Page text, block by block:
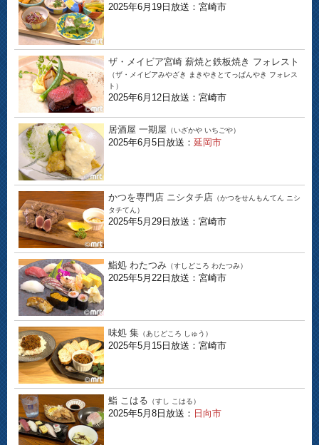
2025年6月19日放送：宮崎市
ザ・メイビア宮崎 薪焼と鉄板焼き フォレスト
（ザ・メイビアみやざき まきやきとてっぱんやき フォレス
ト）
2025年6月12日放送：宮崎市
居酒屋 一期屋 （いざかや いちごや）
2025年6月5日放送： 延岡市
かつを専門店 ニシタチ店 （かつをせんもんてん ニシ
タチてん）
2025年5月29日放送：宮崎市
鮨処 わたつみ （すしどころ わたつみ）
2025年5月22日放送：宮崎市
味処 集 （あじどころ しゅう）
2025年5月15日放送：宮崎市
鮨 こはる （すし こはる）
2025年5月8日放送： 日向市